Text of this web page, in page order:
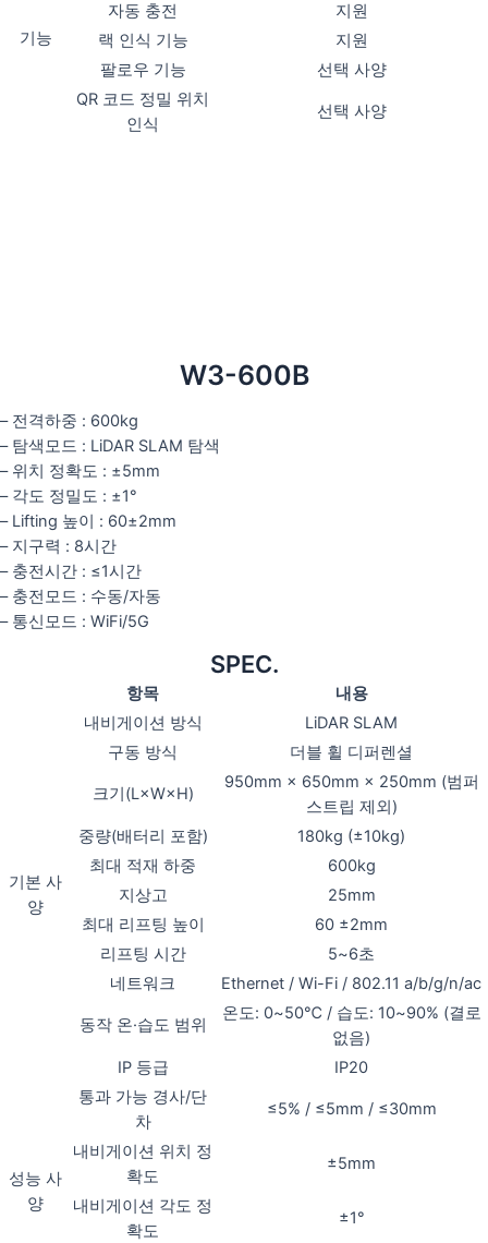
기능
자동 충전
지원
랙 인식 기능
지원
팔로우 기능
선택 사양
QR 코드 정밀 위치
인식
선택 사양
W3-600B
– 전격하중 : 600kg
– 탐색모드 : LiDAR SLAM 탐색
– 위치 정확도 : ±5mm
– 각도 정밀도 : ±1°
– Lifting 높이 : 60±2mm
– 지구력 : 8시간
– 충전시간 : ≤1시간
– 충전모드 : 수동/자동
– 통신모드 : WiFi/5G
SPEC.
항목 내용
기본 사
양
내비게이션 방식
LiDAR SLAM
구동 방식
더블 휠 디퍼렌셜
크기(L×W×H)
950mm × 650mm × 250mm (범퍼
스트립 제외)
중량(배터리 포함)
180kg (±10kg)
최대 적재 하중
600kg
지상고
25mm
최대 리프팅 높이
60 ±2mm
리프팅 시간
5~6초
네트워크
Ethernet / Wi-Fi / 802.11 a/b/g/n/ac
동작 온·습도 범위
온도: 0~50℃ / 습도: 10~90% (결로
없음)
IP 등급
IP20
성능 사
양
통과 가능 경사/단
차
≤5% / ≤5mm / ≤30mm
내비게이션 위치 정
확도
±5mm
내비게이션 각도 정
확도
±1°